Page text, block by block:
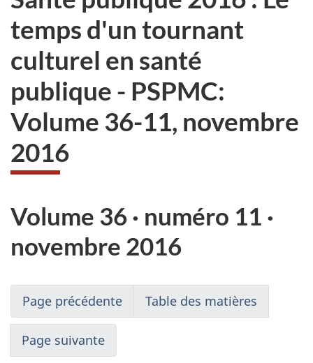
temps d'un tournant
culturel en santé
publique - PSPMC:
Volume 36-11, novembre
2016
Volume 36 · numéro 11 ·
novembre 2016
Page précédente Table des matières
Page suivante